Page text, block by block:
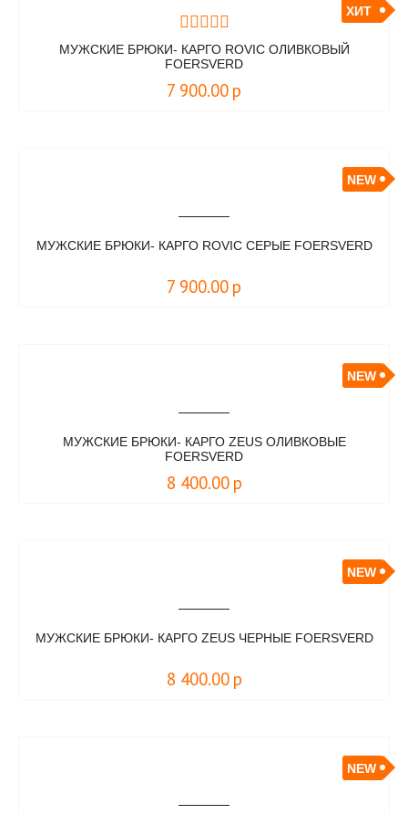
ХИТ
МУЖСКИЕ БРЮКИ- КАРГО ROVIC ОЛИВКОВЫЙ
FOERSVERD
7 900.00 р
NEW
МУЖСКИЕ БРЮКИ- КАРГО ROVIC СЕРЫЕ FOERSVERD
7 900.00 р
NEW
МУЖСКИЕ БРЮКИ- КАРГО ZEUS ОЛИВКОВЫЕ
FOERSVERD
8 400.00 р
NEW
МУЖСКИЕ БРЮКИ- КАРГО ZEUS ЧЕРНЫЕ FOERSVERD
8 400.00 р
NEW